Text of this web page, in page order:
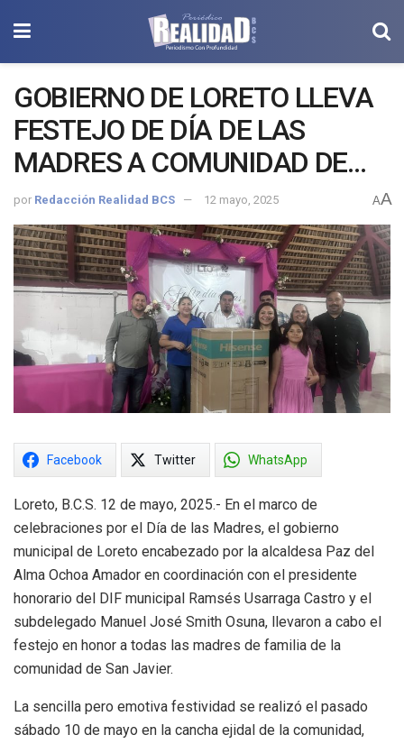
GOBIERNO DE LORETO LLEVA
FESTEJO DE DÍA DE LAS
MADRES A COMUNIDAD DE
SAN JAVIER
por Redacción Realidad BCS 12 mayo, 2025 AA
Facebook Twitter WhatsApp
Loreto, B.C.S. 12 de mayo, 2025.- En el marco de
celebraciones por el Día de las Madres, el gobierno
municipal de Loreto encabezado por la alcaldesa Paz del
Alma Ochoa Amador en coordinación con el presidente
honorario del DIF municipal Ramsés Usarraga Castro y el
subdelegado Manuel José Smith Osuna, llevaron a cabo el
festejo en honor a todas las madres de familia de la
comunidad de San Javier.
La sencilla pero emotiva festividad se realizó el pasado
sábado 10 de mayo en la cancha ejidal de la comunidad,